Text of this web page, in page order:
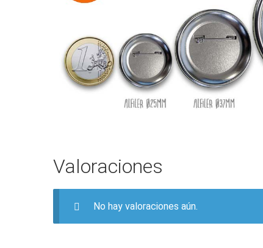
Valoraciones
No hay valoraciones aún.